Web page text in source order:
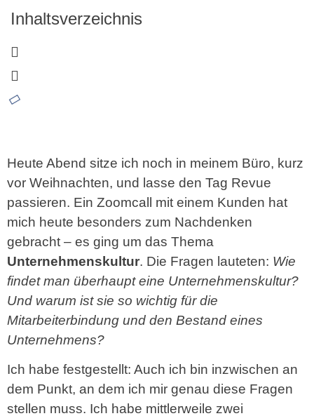
Inhaltsverzeichnis
Heute Abend sitze ich noch in meinem Büro, kurz
vor Weihnachten, und lasse den Tag Revue
passieren. Ein Zoomcall mit einem Kunden hat
mich heute besonders zum Nachdenken
gebracht – es ging um das Thema
Unternehmenskultur. Die Fragen lauteten: Wie
findet man überhaupt eine Unternehmenskultur?
Und warum ist sie so wichtig für die
Mitarbeiterbindung und den Bestand eines
Unternehmens?
Ich habe festgestellt: Auch ich bin inzwischen an
dem Punkt, an dem ich mir genau diese Fragen
stellen muss. Ich habe mittlerweile zwei